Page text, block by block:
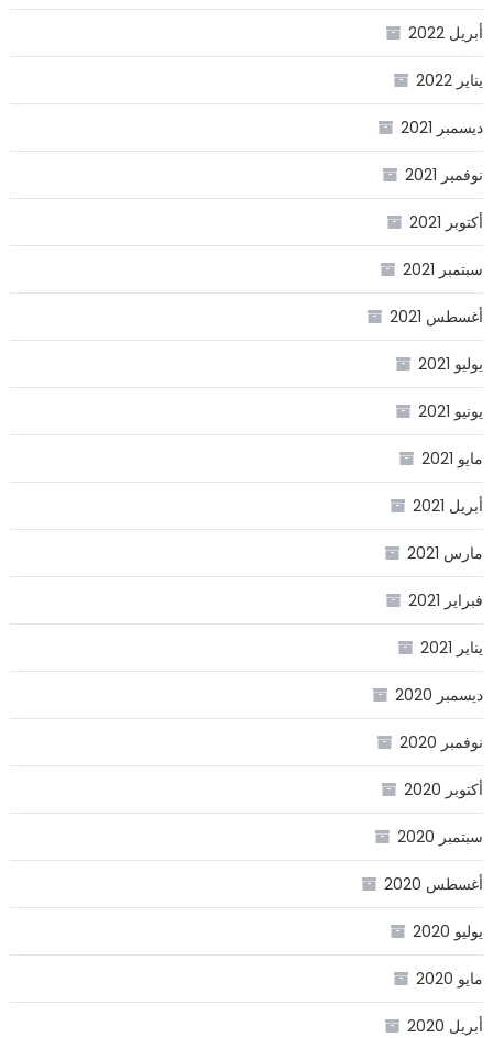
أبريل 2022
يناير 2022
ديسمبر 2021
نوفمبر 2021
أكتوبر 2021
سبتمبر 2021
أغسطس 2021
يوليو 2021
يونيو 2021
مايو 2021
أبريل 2021
مارس 2021
فبراير 2021
يناير 2021
ديسمبر 2020
نوفمبر 2020
أكتوبر 2020
سبتمبر 2020
أغسطس 2020
يوليو 2020
مايو 2020
أبريل 2020